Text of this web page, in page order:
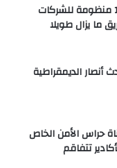
المغرب ضمن أفضل 100 منظومة للشركات
ما يزال طويلا
أنصار الديمقراطية
حراس الأمن الخاص
تتفاقم